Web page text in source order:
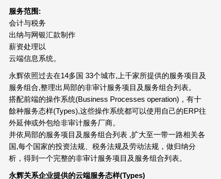
服务范围:
会计与税务
出纳与网银汇款制作
薪资处理以
云端信息系统。
永辉依照过去在14多国 33个城市,上千家所提供的服务项目及
服务组合,整理出局部的非审计服务项目及服务组合列表。
搭配前端的操作系统(Business Processes operation)，有十
餘种服务态样(Types),这些操作系统都可以使用自己的ERP往
外延伸或外包给非审计服务厂商。
并依局部的服务项目及服务组合列表 ,扩大至一带一路相关各
国,每个国家的投资法规、税务法规及劳动法规，做归纳分
析，得到一个完整的非审计服务项目及服务组合列表。
永辉关系企业提供的云端服务态样(Types)